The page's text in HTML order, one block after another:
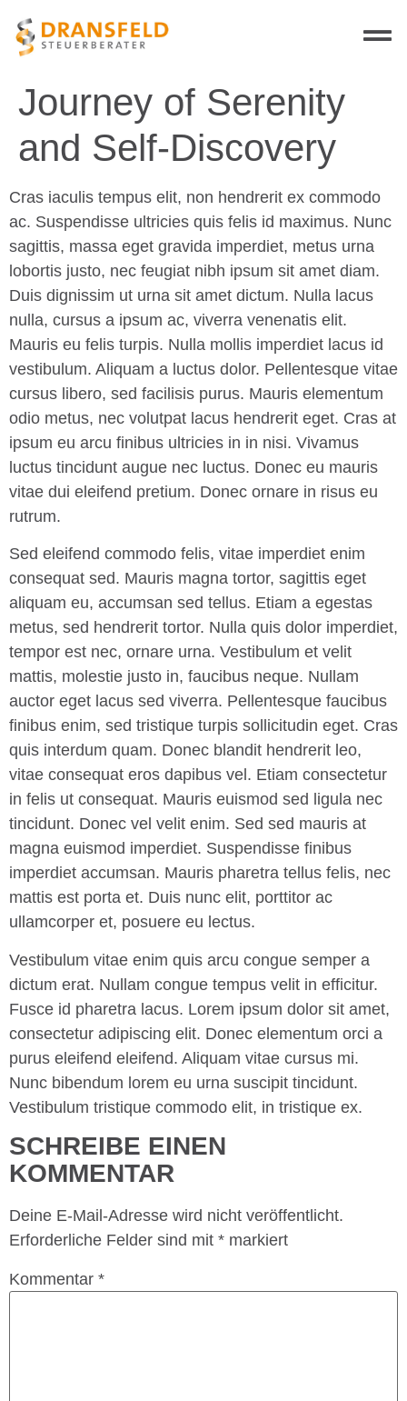
Journey of Serenity
and Self-Discovery
Cras iaculis tempus elit, non hendrerit ex commodo
ac. Suspendisse ultricies quis felis id maximus. Nunc
sagittis, massa eget gravida imperdiet, metus urna
lobortis justo, nec feugiat nibh ipsum sit amet diam.
Duis dignissim ut urna sit amet dictum. Nulla lacus
nulla, cursus a ipsum ac, viverra venenatis elit.
Mauris eu felis turpis. Nulla mollis imperdiet lacus id
vestibulum. Aliquam a luctus dolor. Pellentesque vitae
cursus libero, sed facilisis purus. Mauris elementum
odio metus, nec volutpat lacus hendrerit eget. Cras at
ipsum eu arcu finibus ultricies in in nisi. Vivamus
luctus tincidunt augue nec luctus. Donec eu mauris
vitae dui eleifend pretium. Donec ornare in risus eu
rutrum.
Sed eleifend commodo felis, vitae imperdiet enim
consequat sed. Mauris magna tortor, sagittis eget
aliquam eu, accumsan sed tellus. Etiam a egestas
metus, sed hendrerit tortor. Nulla quis dolor imperdiet,
tempor est nec, ornare urna. Vestibulum et velit
mattis, molestie justo in, faucibus neque. Nullam
auctor eget lacus sed viverra. Pellentesque faucibus
finibus enim, sed tristique turpis sollicitudin eget. Cras
quis interdum quam. Donec blandit hendrerit leo,
vitae consequat eros dapibus vel. Etiam consectetur
in felis ut consequat. Mauris euismod sed ligula nec
tincidunt. Donec vel velit enim. Sed sed mauris at
magna euismod imperdiet. Suspendisse finibus
imperdiet accumsan. Mauris pharetra tellus felis, nec
mattis est porta et. Duis nunc elit, porttitor ac
ullamcorper et, posuere eu lectus.
Vestibulum vitae enim quis arcu congue semper a
dictum erat. Nullam congue tempus velit in efficitur.
Fusce id pharetra lacus. Lorem ipsum dolor sit amet,
consectetur adipiscing elit. Donec elementum orci a
purus eleifend eleifend. Aliquam vitae cursus mi.
Nunc bibendum lorem eu urna suscipit tincidunt.
Vestibulum tristique commodo elit, in tristique ex.
SCHREIBE EINEN
KOMMENTAR
Deine E-Mail-Adresse wird nicht veröffentlicht.
Erforderliche Felder sind mit * markiert
Kommentar *